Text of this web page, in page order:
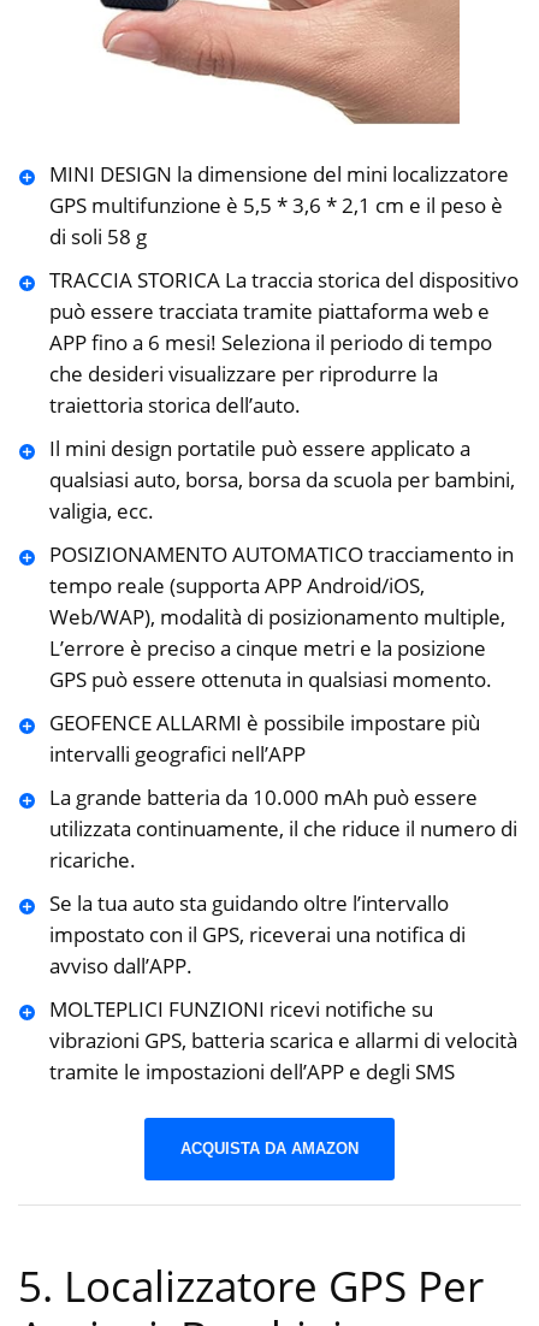
MINI DESIGN la dimensione del mini localizzatore
GPS multifunzione è 5,5 * 3,6 * 2,1 cm e il peso è
di soli 58 g
TRACCIA STORICA La traccia storica del dispositivo
può essere tracciata tramite piattaforma web e
APP fino a 6 mesi! Seleziona il periodo di tempo
che desideri visualizzare per riprodurre la
traiettoria storica dell’auto.
Il mini design portatile può essere applicato a
qualsiasi auto, borsa, borsa da scuola per bambini,
valigia, ecc.
POSIZIONAMENTO AUTOMATICO tracciamento in
tempo reale (supporta APP Android/iOS,
Web/WAP), modalità di posizionamento multiple,
L’errore è preciso a cinque metri e la posizione
GPS può essere ottenuta in qualsiasi momento.
GEOFENCE ALLARMI è possibile impostare più
intervalli geografici nell’APP
La grande batteria da 10.000 mAh può essere
utilizzata continuamente, il che riduce il numero di
ricariche.
Se la tua auto sta guidando oltre l’intervallo
impostato con il GPS, riceverai una notifica di
avviso dall’APP.
MOLTEPLICI FUNZIONI ricevi notifiche su
vibrazioni GPS, batteria scarica e allarmi di velocità
tramite le impostazioni dell’APP e degli SMS
ACQUISTA DA AMAZON
5. Localizzatore GPS Per